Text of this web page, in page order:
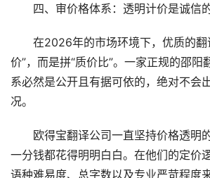
四、审价格体系：透明计价是诚信
在2026年的市场环境下，优质的翻
价”，而是拼“质价比”。一家正规的邵阳
系必然是公开且有据可依的，绝对不会
况。
欧得宝翻译公司一直坚持价格透明
一分钱都花得明明白白。在他们的定价
语种难易度、总字数以及专业严苛程度